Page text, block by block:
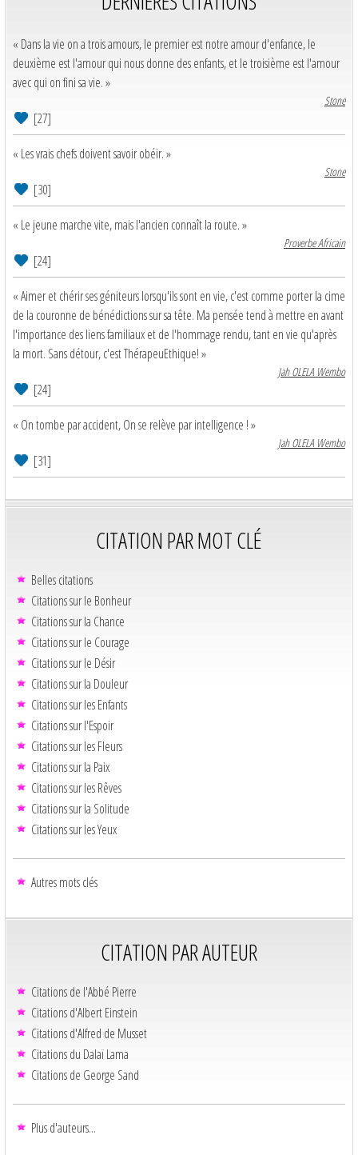
« Dans la vie on a trois amours, le premier est notre amour d'enfance, le
deuxième est l'amour qui nous donne des enfants, et le troisième est l'amour
avec qui on fini sa vie. »
Stone
[27]
« Les vrais chefs doivent savoir obéir. »
Stone
[30]
« Le jeune marche vite, mais l'ancien connaît la route. »
Proverbe Africain
[24]
« Aimer et chérir ses géniteurs lorsqu'ils sont en vie, c'est comme porter la cime
de la couronne de bénédictions sur sa tête. Ma pensée tend à mettre en avant
l'importance des liens familiaux et de l'hommage rendu, tant en vie qu'après
la mort. Sans détour, c'est ThérapeuEthique! »
Jah OLELA Wembo
[24]
« On tombe par accident, On se relève par intelligence ! »
Jah OLELA Wembo
[31]
CITATION PAR MOT CLÉ
Belles citations
Citations sur le Bonheur
Citations sur la Chance
Citations sur le Courage
Citations sur le Désir
Citations sur la Douleur
Citations sur les Enfants
Citations sur l'Espoir
Citations sur les Fleurs
Citations sur la Paix
Citations sur les Rêves
Citations sur la Solitude
Citations sur les Yeux
Autres mots clés
CITATION PAR AUTEUR
Citations de l'Abbé Pierre
Citations d'Albert Einstein
Citations d'Alfred de Musset
Citations du Dalaï Lama
Citations de George Sand
Plus d'auteurs...